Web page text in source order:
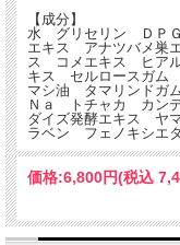
【成分】
水 グリセリン ＤＰ
エキス アナツバメ巣
ス コメエキス ヒア
キス セルロースガム
マシ油 タマリンド
Ｎａ トチャカ カン
ダイズ発酵エキス ヤ
ラベン フェノキシエ
価格:6,800円(税込